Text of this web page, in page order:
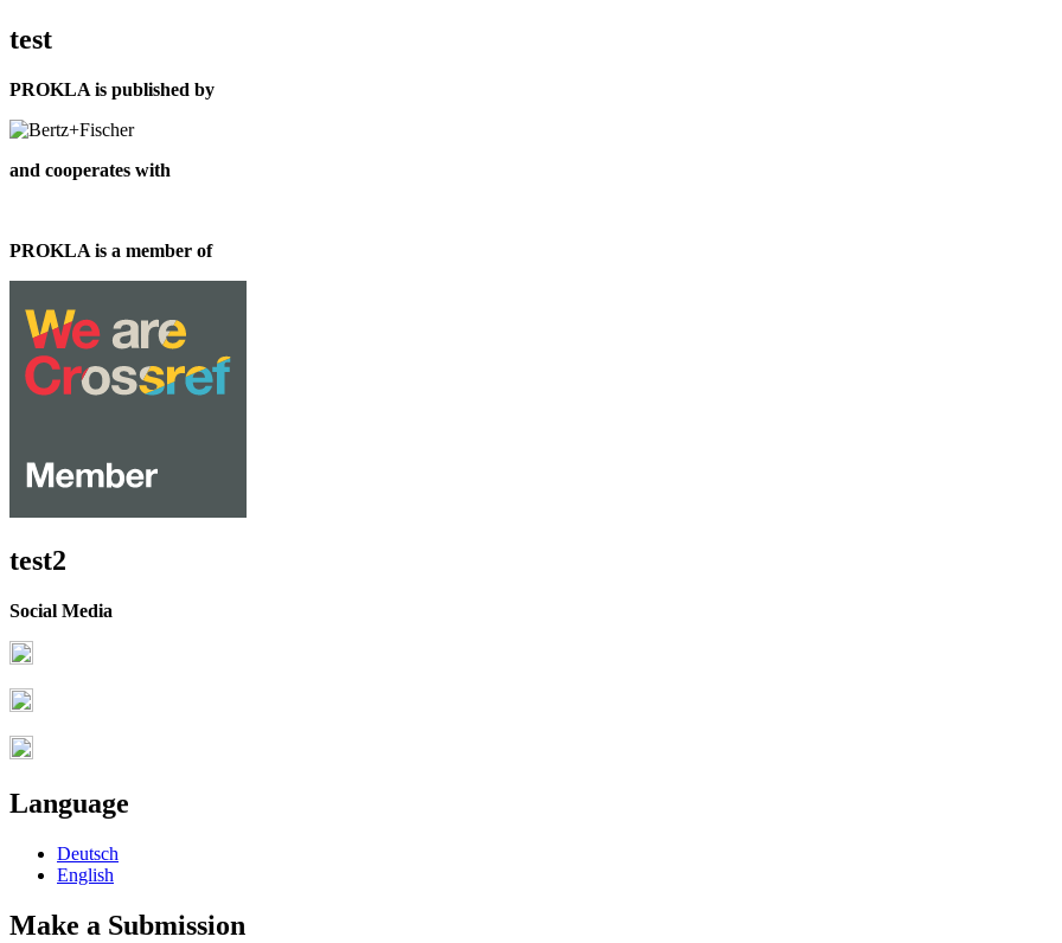
test
PROKLA is published by
and cooperates with
PROKLA is a member of
test2
Social Media
Language
Deutsch
English
Make a Submission